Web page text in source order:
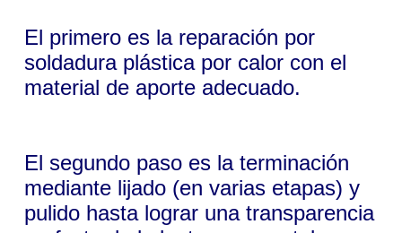
El primero es la reparación por
soldadura plástica por calor con el
material de aporte adecuado.
El segundo paso es la terminación
mediante lijado (en varias etapas) y
pulido hasta lograr una transparencia